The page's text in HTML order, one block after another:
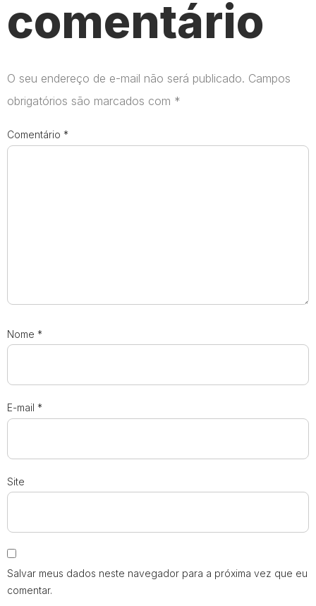
comentário
O seu endereço de e-mail não será publicado. Campos
obrigatórios são marcados com *
Comentário *
Nome *
E-mail *
Site
Salvar meus dados neste navegador para a próxima vez que eu
comentar.